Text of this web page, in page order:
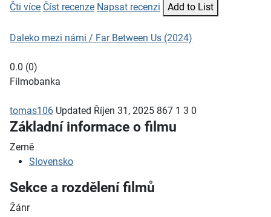
Čti více Číst recenze Napsat recenzi Add to List
Daleko mezi námi / Far Between Us (2024)
0.0 (0)
Filmobanka
tomas106 Updated Říjen 31, 2025 867 1 3 0
Základní informace o filmu
Země
Slovensko
Sekce a rozdělení filmů
Žánr